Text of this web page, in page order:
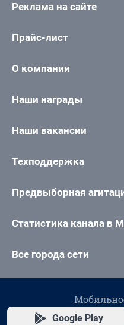
Реклама на сайте
Прайс-лист
О компании
Наши награды
Наши вакансии
Техподдержка
Предвыборная
Статистика канала в
Все города сети
Google Play